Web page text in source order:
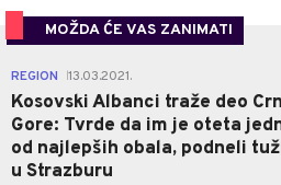
MOŽDA ĆE VAS ZANIMATI
REGION 13.03.2021.
Kosovski Albanci traže deo
Gore: Tvrde da im je oteta
od najlepših obala, podneli
u Strazburu